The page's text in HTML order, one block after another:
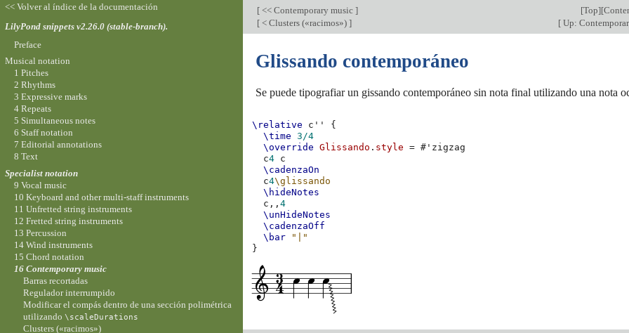
[ << Contemporary music ] [Top][
[ < Clusters («racimos») ] [ Up:
Glissando contemporáneo
Se puede tipografiar un gissando contemporáneo sin nota final utilizando una nota
\relative c''
{
\time
3/4
\override
Glissando . style = # 'zigzag
c4 c
\cadenzaOn
c4\glissando
\hideNotes
c,,4
\unHideNotes
\cadenzaOff
\bar
"|"
}
<< Volver al índice de la documentación
LilyPond snippets v2.26.0 (stable-branch).
Preface
Musical notation
1 Pitches
2 Rhythms
3 Expressive marks
4 Repeats
5 Simultaneous notes
6 Staff notation
7 Editorial annotations
8 Text
Specialist notation
9 Vocal music
10 Keyboard and other multi-staff instruments
11 Unfretted string instruments
12 Fretted string instruments
13 Percussion
14 Wind instruments
15 Chord notation
16 Contemporary music
Barras recortadas
Regulador interrumpido
Modificar el compás dentro de una sección polimétrica
utilizando\scaleDurations
Clusters («racimos»)